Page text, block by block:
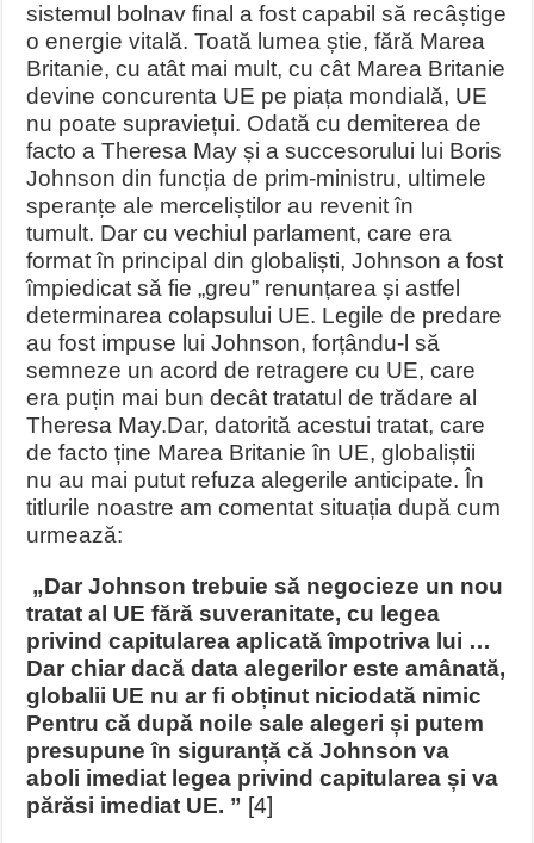
sistemul bolnav final a fost capabil să recâștige
o energie vitală. Toată lumea știe, fără Marea
Britanie, cu atât mai mult, cu cât Marea Britanie
devine concurenta UE pe piața mondială, UE
nu poate supraviețui. Odată cu demiterea de
facto a Theresa May și a succesorului lui Boris
Johnson din funcția de prim-ministru, ultimele
speranțe ale merceliștilor au revenit în
tumult. Dar cu vechiul parlament, care era
format în principal din globaliști, Johnson a fost
împiedicat să fie „greu” renunțarea și astfel
determinarea colapsului UE. Legile de predare
au fost impuse lui Johnson, forțându-l să
semneze un acord de retragere cu UE, care
era puțin mai bun decât tratatul de trădare al
Theresa May.Dar, datorită acestui tratat, care
de facto ține Marea Britanie în UE, globaliștii
nu au mai putut refuza alegerile anticipate. În
titlurile noastre am comentat situația după cum
urmează:
„Dar Johnson trebuie să negocieze un nou
tratat al UE fără suveranitate, cu legea
privind capitularea aplicată împotriva lui …
Dar chiar dacă data alegerilor este amânată,
globalii UE nu ar fi obținut niciodată nimic
Pentru că după noile sale alegeri și putem
presupune în siguranță că Johnson va
aboli imediat legea privind capitularea și va
părăsi imediat UE. ” [4]